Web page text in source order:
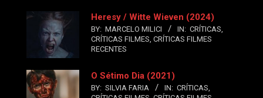
Heresy / Witte Wieven (2024)
BY: MARCELO MILICI IN: CRÍTICAS
CRÍTICAS FILMES CRÍTICAS FILMES
RECENTES
O Sétimo Dia (2021)
BY: SILVIA FARIA IN: CRÍTICAS